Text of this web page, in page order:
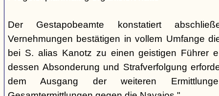
Der Gestapobeamte konstatiert
Vernehmungen bestätigen in vollem Umfange
bei S. alias Kanotz zu einen geistigen Führer
dessen Absonderung und Strafverfolgung
dem Ausgang der weiteren